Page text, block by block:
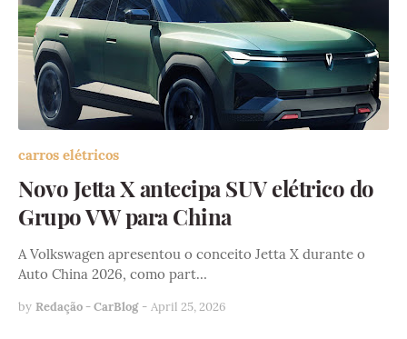
carros elétricos
Novo Jetta X antecipa SUV elétrico do
Grupo VW para China
A Volkswagen apresentou o conceito Jetta X durante o
Auto China 2026, como part…
by Redação - CarBlog - April 25, 2026